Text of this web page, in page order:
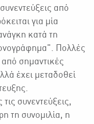
από
για μία
κατά τη
Πολλές
σημαντικές
έχει μεταδοθεί
συνεντεύξεις,
τη συνομιλία, η